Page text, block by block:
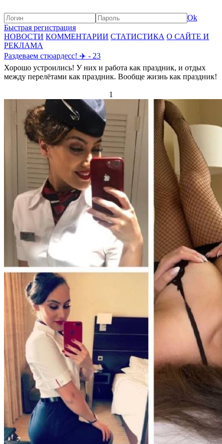
Ok
Быстрая регистрация
НОВОСТИ КОММЕНТАРИИ СТАТИСТИКА О САЙТЕ И
РЕКЛАМА
Раздеваем стюардесс! ✈️ - 23
Хорошо устроились! У них и работа как праздник, и отдых
между перелётами как праздник. Вообще жизнь как праздник!
1